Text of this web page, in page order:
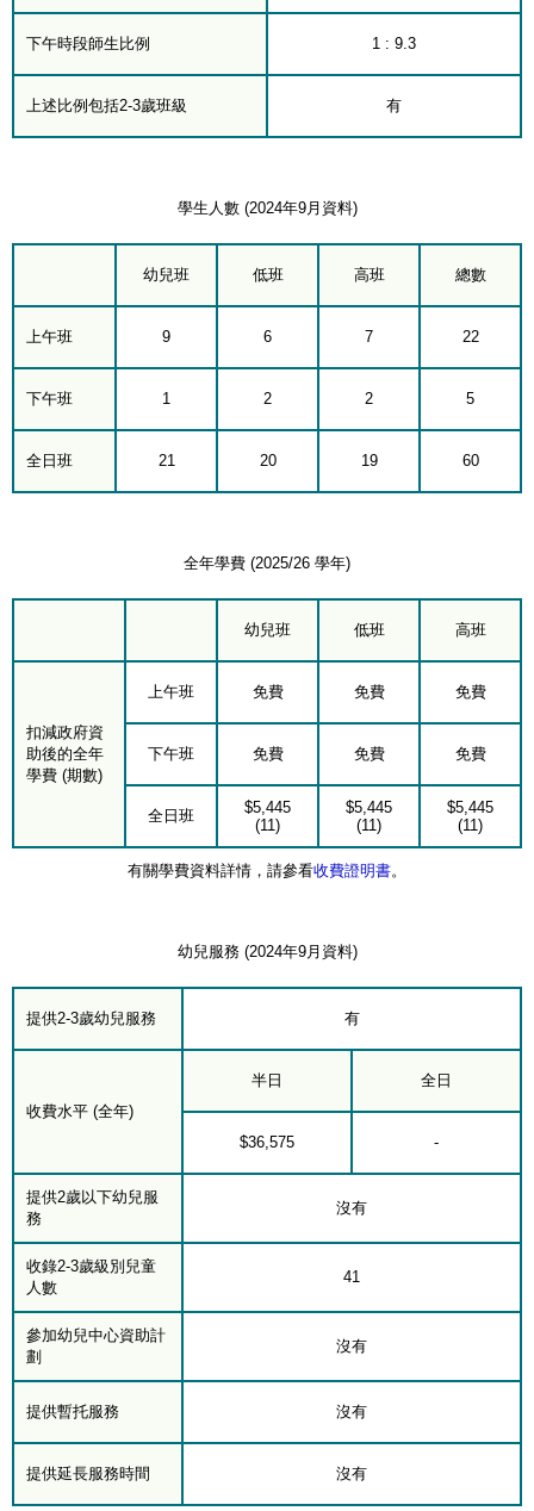
下午時段師生比例 1 : 9.3
上述比例包括2-3歲班級 有
學生人數 (2024年9月資料)
幼兒班 低班 高班 總數
上午班 9 6 7 22
下午班 1 2 2 5
全日班 21 20 19 60
全年學費 (2025/26 學年)
幼兒班 低班 高班
扣減政府資
助後的全年
學費 (期數)
上午班 免費 免費 免費
下午班 免費 免費 免費
全日班
$5,445
(11)
$5,445
(11)
$5,445
(11)
有關學費資料詳情，請參看收費證明書。
幼兒服務 (2024年9月資料)
提供2-3歲幼兒服務 有
收費水平 (全年)
半日 全日
$36,575 -
提供2歲以下幼兒服
務
沒有
收錄2-3歲級別兒童
人數
41
參加幼兒中心資助計
劃
沒有
提供暫托服務 沒有
提供延長服務時間 沒有